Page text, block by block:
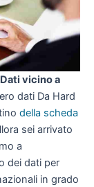
vicino a
dati Da Hard
della scheda
sei arrivato
a
dei dati per
in grado